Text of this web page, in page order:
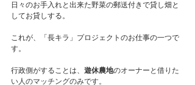
日々のお手入れと出来た野菜の郵送付きで貸し畑と
してお貸しする。
これが、「長キラ」プロジェクトのお仕事の一つで
す。
行政側がすることは、 遊休農地のオーナーと借りた
い人のマッチングのみです。